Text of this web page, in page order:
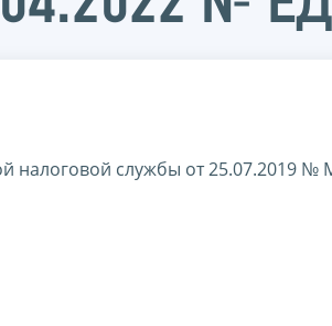
налоговой службы от 25.07.2019 №